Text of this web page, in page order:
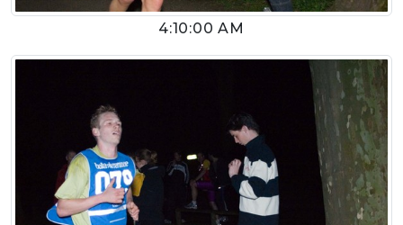
4:10:00 AM